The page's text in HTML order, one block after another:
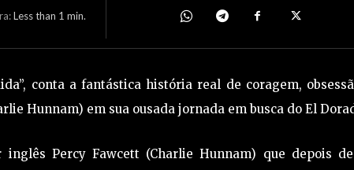
Less than 1 min.
conta a fantástica história real de coragem,
Hunnam) em sua ousada jornada em busca do El
Percy Fawcett (Charlie Hunnam) que depois